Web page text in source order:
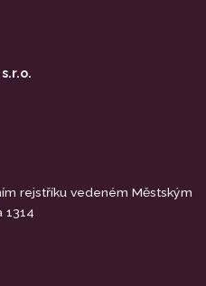
rejstříku vedeném Městským
1314